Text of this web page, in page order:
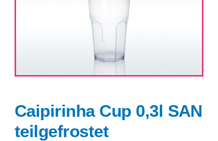
Caipirinha Cup 0,3l SAN
teilgefrostet